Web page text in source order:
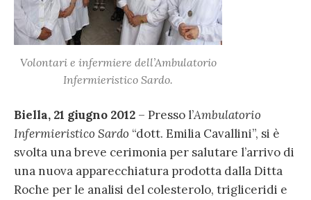
Volontari e infermiere dell’Ambulatorio
Infermieristico Sardo.
Biella, 21 giugno 2012 – Presso l’Ambulatorio
Infermieristico Sardo “dott. Emilia Cavallini”, si è
svolta una breve cerimonia per salutare l’arrivo di
una nuova apparecchiatura prodotta dalla Ditta
Roche per le analisi del colesterolo, trigliceridi e